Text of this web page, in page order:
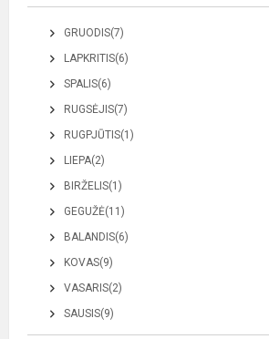
GRUODIS(7)
LAPKRITIS(6)
SPALIS(6)
RUGSĖJIS(7)
RUGPJŪTIS(1)
LIEPA(2)
BIRŽELIS(1)
GEGUŽĖ(11)
BALANDIS(6)
KOVAS(9)
VASARIS(2)
SAUSIS(9)